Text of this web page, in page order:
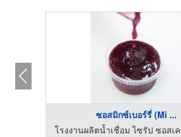
ซอสมิกซ์เบอร์รี่ (Mi ...
โรงงานผลิตน้ำเชื่อม ไซรัป ซอสเ